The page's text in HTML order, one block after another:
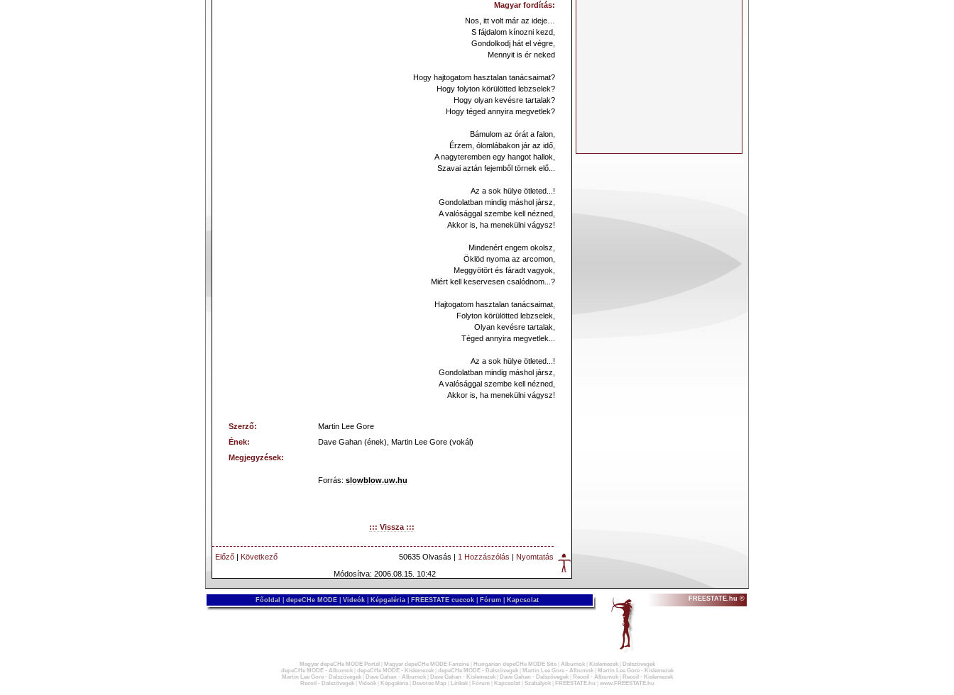
Magyar fordítás:
Nos, itt volt már az ideje…
S fájdalom kínozni kezd,
Gondolkodj hát el végre,
Mennyit is ér neked
Hogy hajtogatom hasztalan tanácsaimat?
Hogy folyton körülötted lebzselek?
Hogy olyan kevésre tartalak?
Hogy téged annyira megvetlek?
Bámulom az órát a falon,
Érzem, ólomlábakon jár az idő,
A nagyteremben egy hangot hallok,
Szavai aztán fejemből törnek elő...
Az a sok hülye ötleted...!
Gondolatban mindig máshol jársz,
A valósággal szembe kell nézned,
Akkor is, ha menekülni vágysz!
Mindenért engem okolsz,
Öklöd nyoma az arcomon,
Meggyötört és fáradt vagyok,
Miért kell keservesen csalódnom...?
Hajtogatom hasztalan tanácsaimat,
Folyton körülötted lebzselek,
Olyan kevésre tartalak,
Téged annyira megvetlek...
Az a sok hülye ötleted...!
Gondolatban mindig máshol jársz,
A valósággal szembe kell nézned,
Akkor is, ha menekülni vágysz!
Szerző:
Martin Lee Gore
Ének:
Dave Gahan (ének), Martin Lee Gore (vokál)
Megjegyzések:
Forrás: slowblow.uw.hu
::: Vissza :::
Előző | Következő 50635 Olvasás | 1 Hozzászólás | Nyomtatás
Módosítva: 2006.08.15. 10:42
Főoldal depeCHe MODE Videók Képgaléria FREESTATE cuccok Fórum Kapcsolat FREESTATE.hu ©
Magyar depeCHe MODE Portál Magyar depeCHe MODE Fanzine| Hungarian depeCHe MODE Site| Albumok| Kislemezek|
Dalszövegek
depeCHe MODE - Albumok| depeCHe MODE - Kislemezek| depeCHe MODE - Dalszövegek| Martin Lee Gore - Albumok|
Martin Lee Gore - Kislemezek
Martin Lee Gore - Dalszövegek| Dave Gahan - Albumok| Dave Gahan - Kislemezek| Dave Gahan - Dalszövegek| Recoil - Albumok|
Recoil - Kislemezek
Recoil - Dalszövegek| Videók| Képgaléria| Devotee Map| Linkek| Fórum| Kapcsolat| Szabályok| FREESTATE.hu www.FREESTATE.hu